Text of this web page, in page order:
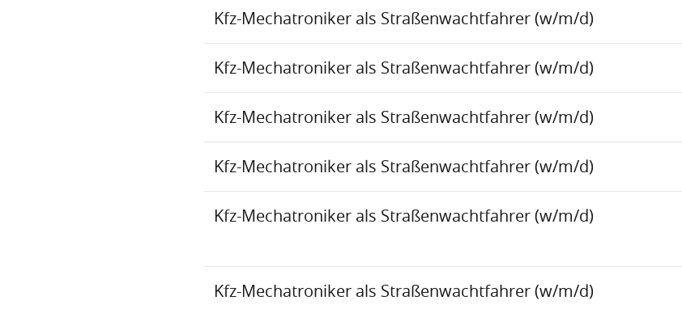
Kfz-Mechatroniker als Straßenwachtfahrer (w/m/d)
Kfz-Mechatroniker als Straßenwachtfahrer (w/m/d)
Kfz-Mechatroniker als Straßenwachtfahrer (w/m/d)
Kfz-Mechatroniker als Straßenwachtfahrer (w/m/d)
Kfz-Mechatroniker als Straßenwachtfahrer (w/m/d)
Kfz-Mechatroniker als Straßenwachtfahrer (w/m/d)